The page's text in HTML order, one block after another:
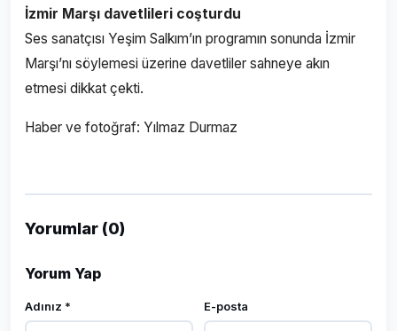
İzmir Marşı davetlileri coşturdu
Ses sanatçısı Yeşim Salkım’ın programın sonunda İzmir
Marşı’nı söylemesi üzerine davetliler sahneye akın
etmesi dikkat çekti.
Haber ve fotoğraf: Yılmaz Durmaz
Yorumlar (0)
Yorum Yap
Adınız * E-posta